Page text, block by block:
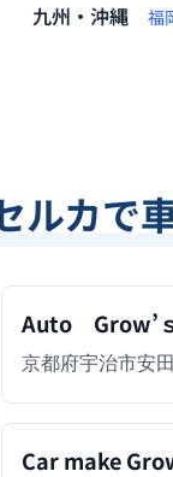
九州・沖縄 福
ルカで
Auto Grow’ｓ
京都府宇治市安
Car make